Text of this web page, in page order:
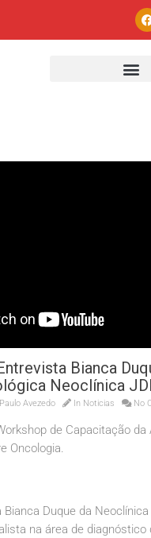
Bianca
Neoclínica
Paulo Avezedo In Noticias No
de Capacitação da
Oncologia.
Duque da
na área de diagnóstico